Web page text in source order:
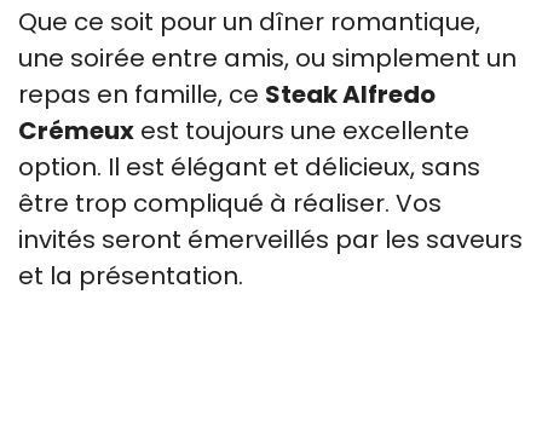
Que ce soit pour un dîner romantique,
une soirée entre amis, ou simplement un
repas en famille, ce Steak Alfredo
Crémeux est toujours une excellente
option. Il est élégant et délicieux, sans
être trop compliqué à réaliser. Vos
invités seront émerveillés par les saveurs
et la présentation.